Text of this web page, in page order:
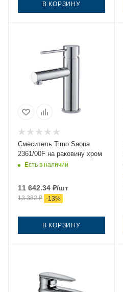
В КОРЗИНУ
Смеситель Timo Saona
2361/00F на раковину хром
Есть в наличии
11 642.34 ₽/шт
13 382₽ -13%
В КОРЗИНУ